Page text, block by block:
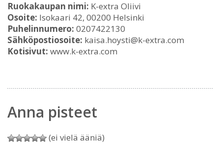
Ruokakaupan nimi: K-extra Oliivi
Osoite: Isokaari 42, 00200 Helsinki
Puhelinnumero: 0207422130
Sähköpostiosoite: kaisa.hoysti@k-extra.com
Kotisivut: www.k-extra.com
Anna pisteet
(ei vielä ääniä)